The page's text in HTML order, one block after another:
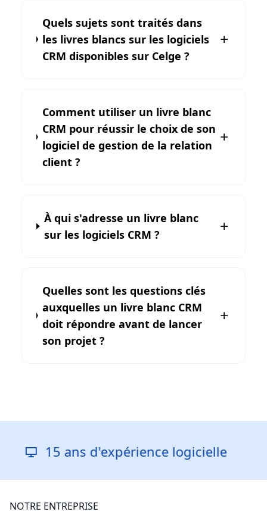
Quels sujets sont traités dans
les livres blancs sur les logiciels
CRM disponibles sur Celge ?
Comment utiliser un livre blanc
CRM pour réussir le choix de son
logiciel de gestion de la relation
client ?
À qui s'adresse un livre blanc
sur les logiciels CRM ?
Quelles sont les questions clés
auxquelles un livre blanc CRM
doit répondre avant de lancer
son projet ?
ans d'expérience logicielle
NOTRE ENTREPRISE